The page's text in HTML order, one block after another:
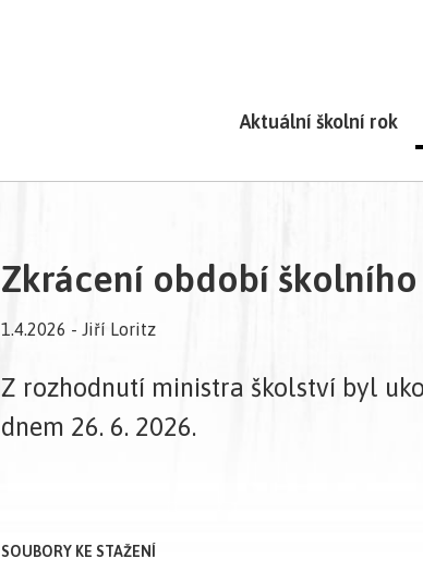
Aktuální školní rok
Zkrácení období
1.4.2026 - Jiří Loritz
Z rozhodnutí ministra školství byl
dnem 26. 6. 2026.
SOUBORY KE STAŽENÍ